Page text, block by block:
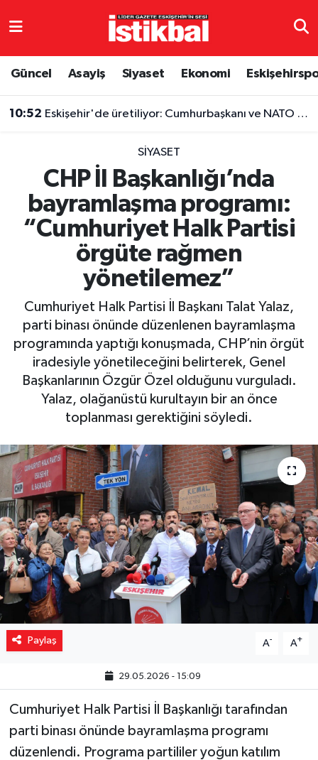
Güncel Asayiş Siyaset Ekonomi
10:52 Eskişehir'de üretiliyor: Cumhurbaşkanı ve NATO liderlerinin de tercihi oldu
SIYASET
CHP İl Başkanlığı’nda
bayramlaşma programı:
“Cumhuriyet Halk Partisi
örgüte rağmen
yönetilemez”
Cumhuriyet Halk Partisi İl Başkanı Talat Yalaz,
parti binası önünde düzenlenen bayramlaşma
programında yaptığı konuşmada, CHP’nin örgüt
iradesiyle yönetileceğini belirterek, Genel
Başkanlarının Özgür Özel olduğunu vurguladı.
Yalaz, olağanüstü kurultayın bir an önce
toplanması gerektiğini söyledi.
Paylaş A- A+
29.05.2026 - 15:09
Cumhuriyet Halk Partisi İl Başkanlığı tarafından
parti binası önünde bayramlaşma programı
düzenlendi. Programa partililer yoğun katılım
Eskişehirspor
Spor
Eğitim
Ekonomi
Sağlık
Yaşam
Resmi ilanlar
Eskişehir Nöbetçi Eczaneler
Eskişehir Trafik Yoğunluk Haritası
TFF 3.Lig 4.Grup Puan Durumu ve Fikstür
Tüm Manşetler
Son Dakika Haberleri
Haber Arşivi